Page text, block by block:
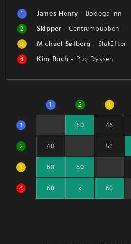
1 James Henry - Bodega Inn
2
Skipper - Centrumpubben
3
Michael Sølberg - SlukEfter
4
Kim Buch - Pub Dyssen
1 2 3
1 60 46
2 40 58
3 60 60
4 60 x 60